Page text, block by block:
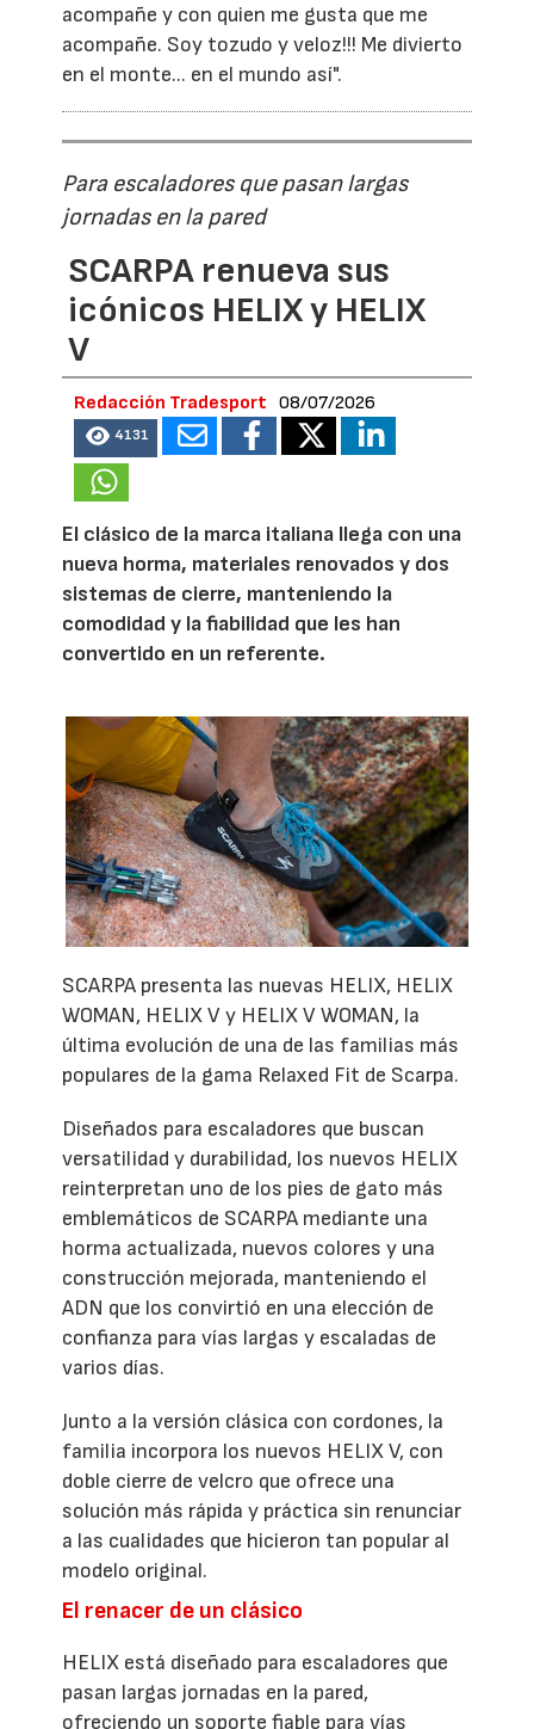
acompañe y con quien me gusta que me
acompañe. Soy tozudo y veloz!!! Me divierto
en el monte... en el mundo así".
Para escaladores que pasan largas
jornadas en la pared
SCARPA renueva sus
icónicos HELIX y HELIX
V
Redacción Tradesport 08/07/2026
4131
El clásico de la marca italiana llega con una
nueva horma, materiales renovados y dos
sistemas de cierre, manteniendo la
comodidad y la fiabilidad que les han
convertido en un referente.
SCARPA presenta las nuevas HELIX, HELIX
WOMAN, HELIX V y HELIX V WOMAN, la
última evolución de una de las familias más
populares de la gama Relaxed Fit de Scarpa.
Diseñados para escaladores que buscan
versatilidad y durabilidad, los nuevos HELIX
reinterpretan uno de los pies de gato más
emblemáticos de SCARPA mediante una
horma actualizada, nuevos colores y una
construcción mejorada, manteniendo el
ADN que los convirtió en una elección de
confianza para vías largas y escaladas de
varios días.
Junto a la versión clásica con cordones, la
familia incorpora los nuevos HELIX V, con
doble cierre de velcro que ofrece una
solución más rápida y práctica sin renunciar
a las cualidades que hicieron tan popular al
modelo original.
El renacer de un clásico
HELIX está diseñado para escaladores que
pasan largas jornadas en la pared,
ofreciendo un soporte fiable para vías